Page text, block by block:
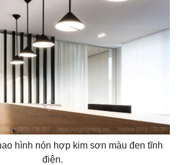
hình nón hợp kim sơn màu đen tĩnh
điện.